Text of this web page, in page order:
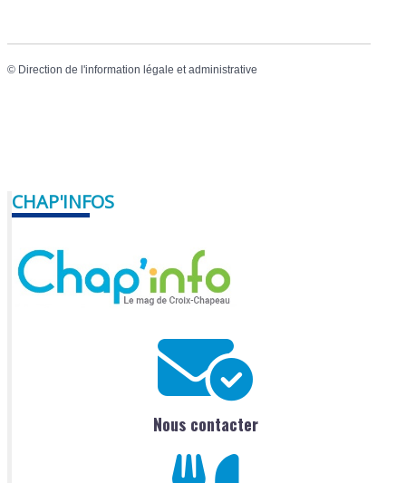
© Direction de l'information légale et administrative
CHAP'INFOS
Nous contacter